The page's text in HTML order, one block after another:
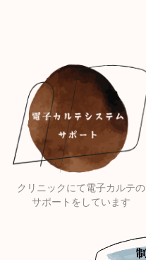
クリニックにて電子カルテの
サポートをしています